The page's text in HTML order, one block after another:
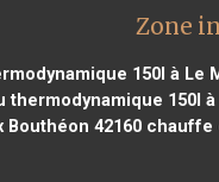
Zone
150l à Le
150l à
Bouthéon 42160chauffe